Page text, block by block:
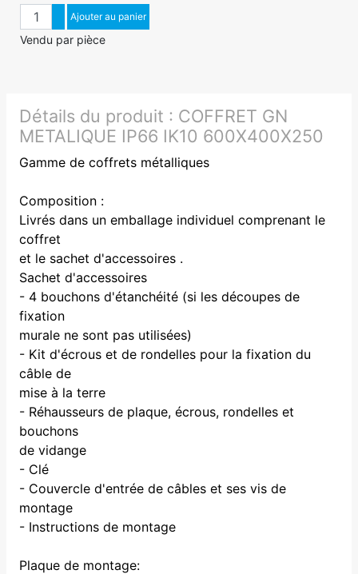
QuantitéAugmenter quantité
Diminuer quantité
Ajouter au panier
Vendu par pièce
Détails du produit : COFFRET GN
METALIQUE IP66 IK10 600X400X250
Gamme de coffrets métalliques
Composition :
Livrés dans un emballage individuel comprenant le
coffret
et le sachet d'accessoires .
Sachet d'accessoires
- 4 bouchons d'étanchéité (si les découpes de
fixation
murale ne sont pas utilisées)
- Kit d'écrous et de rondelles pour la fixation du
câble de
mise à la terre
- Réhausseurs de plaque, écrous, rondelles et
bouchons
de vidange
- Clé
- Couvercle d'entrée de câbles et ses vis de
montage
- Instructions de montage
Plaque de montage: